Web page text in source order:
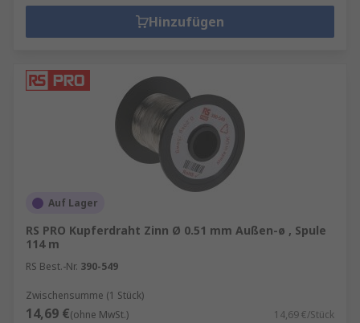
Hinzufügen
Auf Lager
RS PRO Kupferdraht Zinn Ø 0.51 mm Außen-ø , Spule
114 m
RS Best.-Nr. 390-549
Zwischensumme (1 Stück)
14,69 €(ohne MwSt.) 14,69 €/Stück